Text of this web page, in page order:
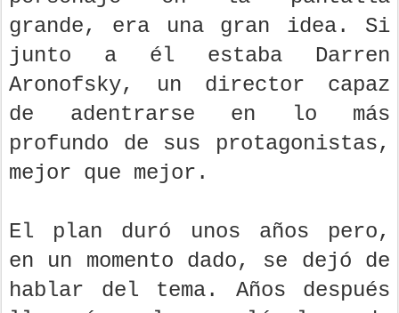
grande, era una gran idea. Si
junto a él estaba Darren
Aronofsky, un director capaz
de adentrarse en lo más
profundo de sus protagonistas,
mejor que mejor.
El plan duró unos años pero,
en un momento dado, se dejó de
hablar del tema. Años después